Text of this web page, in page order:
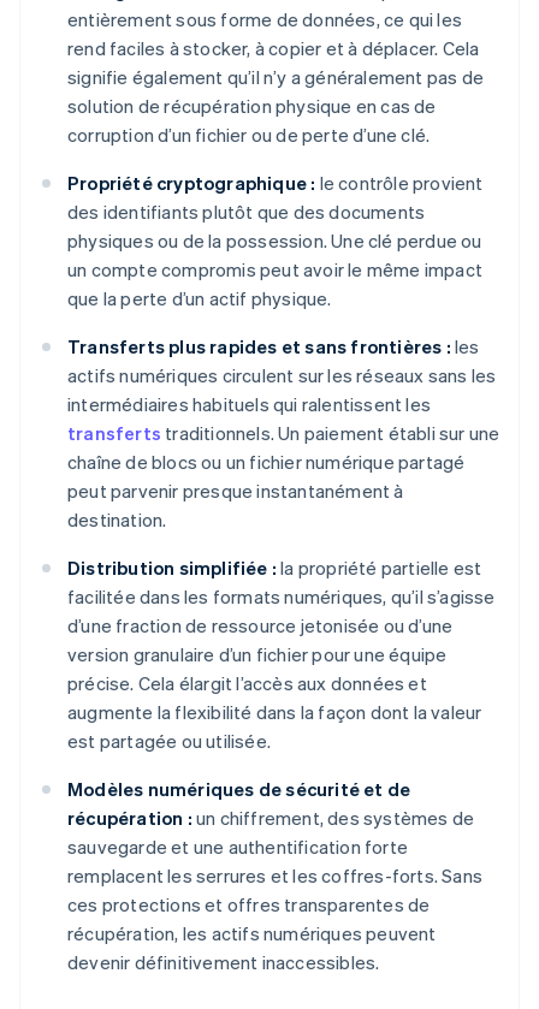
entièrement sous forme de données, ce qui les
rend faciles à stocker, à copier et à déplacer. Cela
signifie également qu’il n’y a généralement pas de
solution de récupération physique en cas de
corruption d’un fichier ou de perte d’une clé.
Propriété cryptographique : le contrôle provient
des identifiants plutôt que des documents
physiques ou de la possession. Une clé perdue ou
un compte compromis peut avoir le même impact
que la perte d’un actif physique.
Transferts plus rapides et sans frontières : les
actifs numériques circulent sur les réseaux sans les
intermédiaires habituels qui ralentissent les
transferts traditionnels. Un paiement établi sur une
chaîne de blocs ou un fichier numérique partagé
peut parvenir presque instantanément à
destination.
Distribution simplifiée : la propriété partielle est
facilitée dans les formats numériques, qu’il s’agisse
d’une fraction de ressource jetonisée ou d’une
version granulaire d’un fichier pour une équipe
précise. Cela élargit l’accès aux données et
augmente la flexibilité dans la façon dont la valeur
est partagée ou utilisée.
Modèles numériques de sécurité et de
récupération : un chiffrement, des systèmes de
sauvegarde et une authentification forte
remplacent les serrures et les coffres-forts. Sans
ces protections et offres transparentes de
récupération, les actifs numériques peuvent
devenir définitivement inaccessibles.